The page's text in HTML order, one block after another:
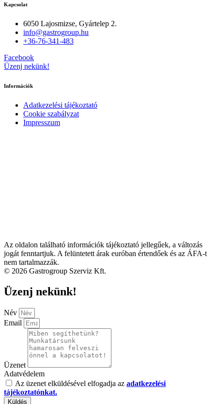
Kapcsolat
6050 Lajosmizse, Gyártelep 2.
info@gastrogroup.hu
+36-76-341-483
Facebook
Üzenj nekünk!
Információk
Adatkezelési tájékoztató
Cookie szabályzat
Impresszum
Az oldalon található információk tájékoztató jellegűek, a változás
jogát fenntartjuk. A felüntetett árak euróban értendőek és az ÁFA-t
nem tartalmazzák.
© 2026 Gastrogroup Szerviz Kft.
Üzenj nekünk!
Név
Email
Üzenet
Adatvédelem
Az üzenet elküldésével elfogadja az adatkezelési
tájékoztatónkat.
Küldés